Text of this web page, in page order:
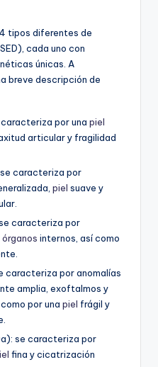
tipos diferentes de
cada uno con
únicas. A
breve descripción de
por una piel
articular y fragilidad
se caracteriza por
piel suave y
caracteriza por
órganos internos, así como
caracteriza por anomalías
amplia, exoftalmos y
por una piel frágil y
se caracteriza por
fina y cicatrización